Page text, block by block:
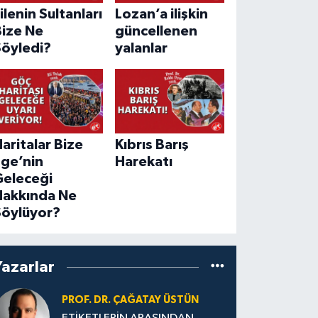
Sultanları
Ne
Lozan’a ilişkin
güncellenen
yalanlar
Bize
Ne
Kıbrıs Barış
Harekatı
PROF. DR. ÇAĞATAY ÜSTÜN